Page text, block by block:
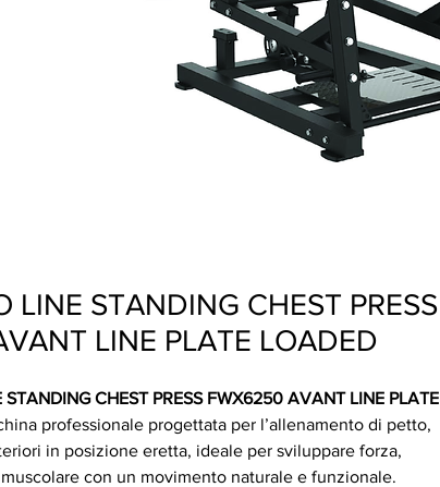
LINE STANDING CHEST PRESS
LINE PLATE LOADED
STANDING CHEST PRESS FWX6250 AVANT LINE PLATE
professionale progettata per l’allenamento di petto,
in posizione eretta, ideale per sviluppare forza,
con un movimento naturale e funzionale.